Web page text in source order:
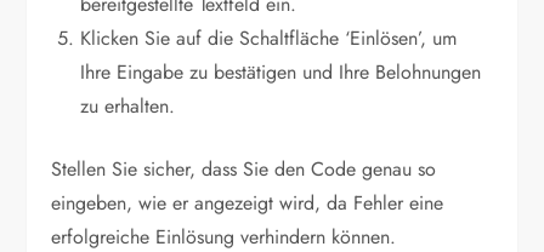
Klicken Sie auf die Schaltfläche ‘Einlösen’, um
Ihre Eingabe zu bestätigen und Ihre Belohnungen
zu erhalten.
Stellen Sie sicher, dass Sie den Code genau so
eingeben, wie er angezeigt wird, da Fehler eine
erfolgreiche Einlösung verhindern können.